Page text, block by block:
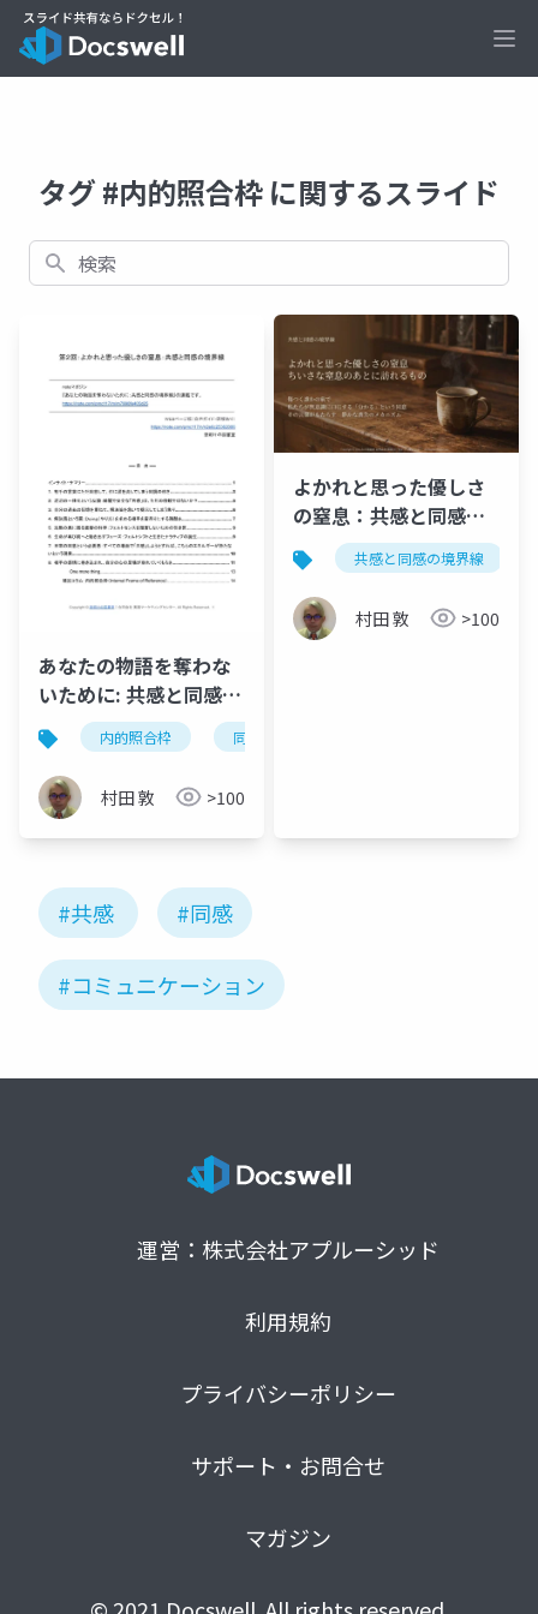
タグ #内的照合枠 に関するスライド
検索
あなたの物語を奪わな
いために: 共感と同感の
境界線 〜よかれと思っ
た「分かる」のあとに
訪れる ちいさな窒息〜
内的照合枠 同感
村田 敦 >100
よかれと思った優しさ
の窒息：共感と同感の
境界線共感と同感の境界線
村田 敦 >100
#共感 #同感
#コミュニケーション
運営：株式会社アプルーシッド
利用規約
プライバシーポリシー
サポート・お問合せ
マガジン